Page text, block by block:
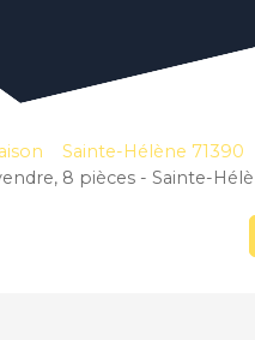
Sainte-Hélène 71390
8 pièces - Sainte-